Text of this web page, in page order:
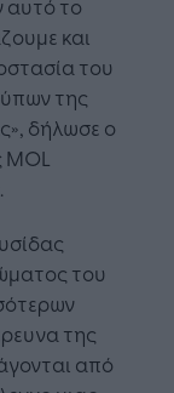
και
του
της
δήλωσε ο
του
της
από